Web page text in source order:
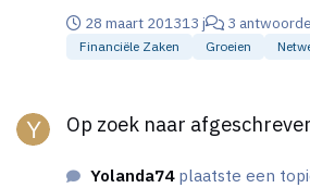
28 maart 201313 j 3
Financiële Zaken Groeien
Op zoek naar
Yolanda74plaatste een